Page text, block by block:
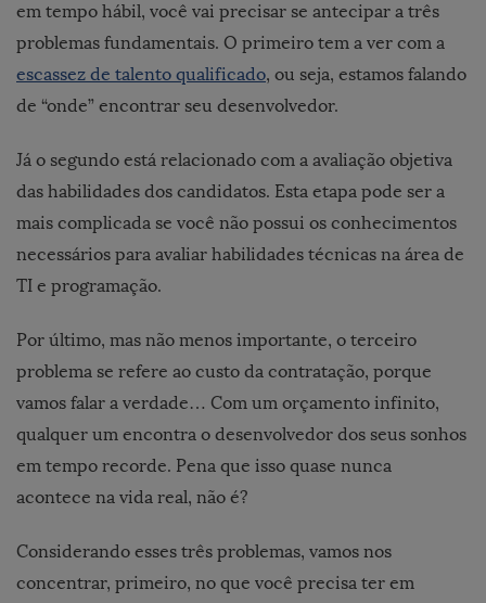
em tempo hábil, você vai precisar se antecipar a três
problemas fundamentais. O primeiro tem a ver com a
escassez de talento qualificado, ou seja, estamos falando
de “onde” encontrar seu desenvolvedor.
Já o segundo está relacionado com a avaliação objetiva
das habilidades dos candidatos. Esta etapa pode ser a
mais complicada se você não possui os conhecimentos
necessários para avaliar habilidades técnicas na área de
TI e programação.
Por último, mas não menos importante, o terceiro
problema se refere ao custo da contratação, porque
vamos falar a verdade… Com um orçamento infinito,
qualquer um encontra o desenvolvedor dos seus sonhos
em tempo recorde. Pena que isso quase nunca
acontece na vida real, não é?
Considerando esses três problemas, vamos nos
concentrar, primeiro, no que você precisa ter em